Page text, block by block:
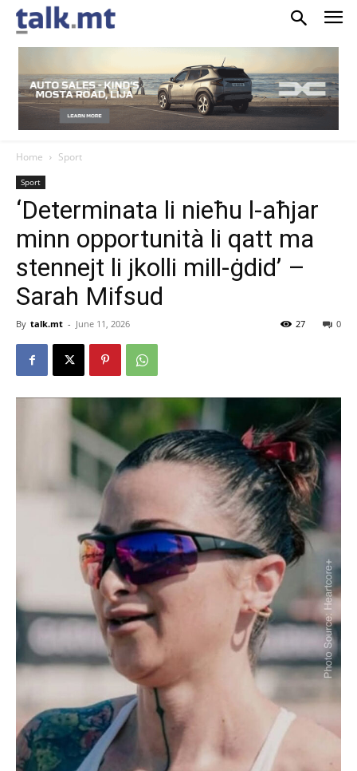
Home Sport
Sport
‘Determinata li nieħu l-aħjar
minn opportunità li qatt ma
stennejt li jkolli mill-ġdid’ –
Sarah Mifsud
By talk.mt - June 11, 2026 0
27